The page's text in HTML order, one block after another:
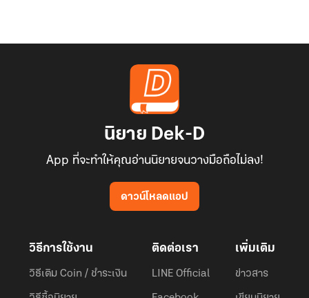
นิยาย Dek-D
App ที่จะทำให้คุณอ่านนิยายจนวางมือถือไม่ลง!
ดาวน์โหลดแอป
วิธีการใช้งาน
วิธีเติม Coin / ชำระเงิน
ติดต่อเรา
LINE Official
เพิ่มเติม
ข่าวสาร